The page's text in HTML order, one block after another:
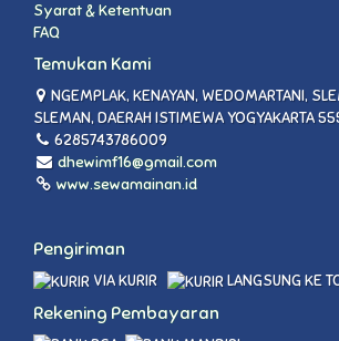
Syarat & Ketentuan
FAQ
Temukan Kami
NGEMPLAK, KENAYAN, WEDOMARTANI,
SLEMAN, DAERAH ISTIMEWA YOGYAKARTA
6285743786009
dhewimf16@gmail.com
www.sewamainan.id
Pengiriman
VIA KURIR LANGSUNG KE
Rekening Pembayaran